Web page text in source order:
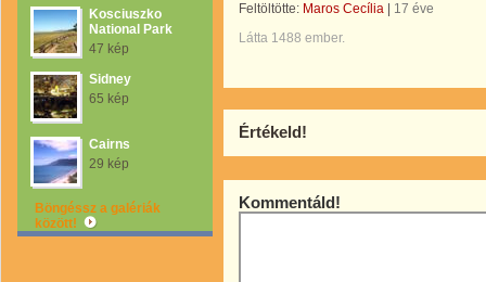
Kosciuszko
National Park
47 kép
Sidney
65 kép
Cairns
29 kép
Böngéssz a galériák
között!
Feltöltötte: Maros Cecília
17 éve
Látta 1488 ember.
Értékeld!
Kommentáld!